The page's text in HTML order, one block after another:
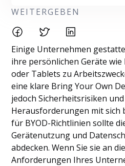
WEITERGEBEN
Einige Unternehmen
ihre persönlichen Geräte
oder Tablets zu
eine klare Bring Your Own
jedoch Sicherheitsrisiken
Herausforderungen mit sich
für BYOD-Richtlinien sollte
Gerätenutzung und
abdecken. Wenn Sie sie an
Anforderungen Ihres